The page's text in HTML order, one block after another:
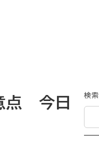
点 今日
検索